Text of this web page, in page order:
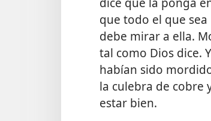
que todo el que
debe mirar a ella.
tal como Dios dice.
habían sido
la culebra de cobre
estar bien.